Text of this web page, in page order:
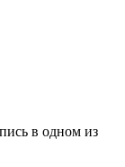
в одном из